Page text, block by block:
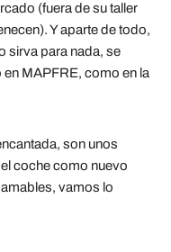
(fuera de su taller
Y aparte de todo,
sirva para nada, se
en MAPFRE, como en la
son unos
coche como nuevo
vamos lo